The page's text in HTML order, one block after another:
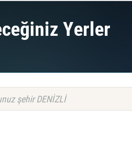
Yerler
şehir DENİZLİ